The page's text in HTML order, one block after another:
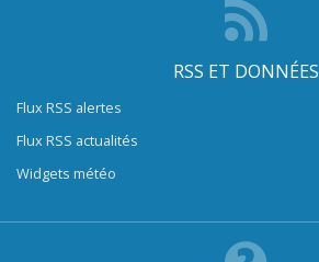
RSS ET DONNÉES
Flux RSS alertes
Flux RSS actualités
Widgets météo